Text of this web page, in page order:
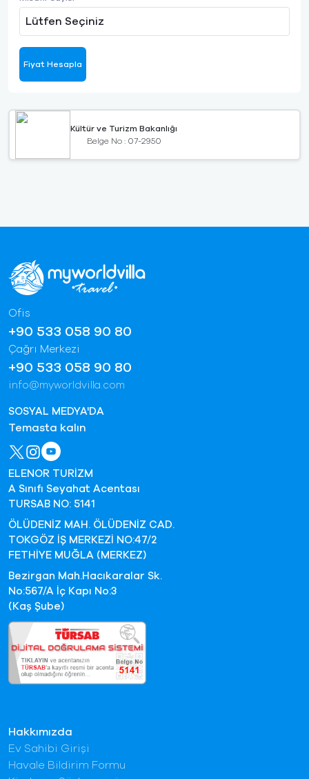
Lütfen Seçiniz
Fiyat Hesapla
Kültür ve Turizm Bakanlığı
Belge No : 07-2950
Hakkımızda
Ev Sahibi Girişi
Havale Bildirim Formu
Ofis
+90 533 058 90 80
Çağrı Merkezi
+90 533 058 90 80
info@myworldvilla.com
SOSYAL MEDYA'DA
Temasta kalın
ELENOR TURİZM
A Sınıfı Seyahat Acentası
TURSAB NO: 5141
ÖLÜDENİZ MAH. ÖLÜDENİZ CAD.
TOKGÖZ İŞ MERKEZİ NO:47/2
FETHİYE MUĞLA (MERKEZ)
Bezirgan Mah.Hacıkaralar Sk.
No:567/A İç Kapı No:3
(Kaş Şube)